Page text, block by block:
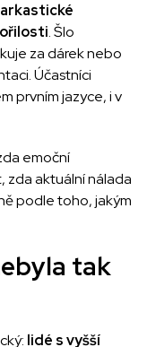
. Šlo
za dárek nebo
Účastníci
prvním jazyce, i v
emoční
zda aktuální nálada
podle toho, jakým
tak
lidé s vyšší